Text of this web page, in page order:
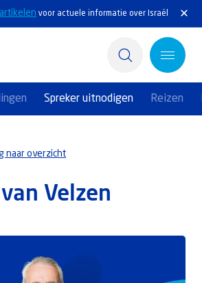
voor actuele informatie over Israël
Spreker uitnodigen Reizen
naar overzicht
Velzen